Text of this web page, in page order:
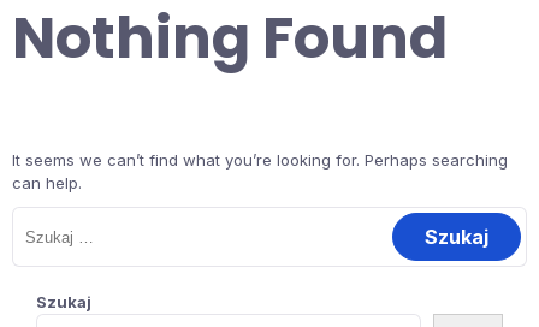
Nothing Found
It seems we can’t find what you’re looking for. Perhaps searching
can help.
Szukaj:
Szukaj